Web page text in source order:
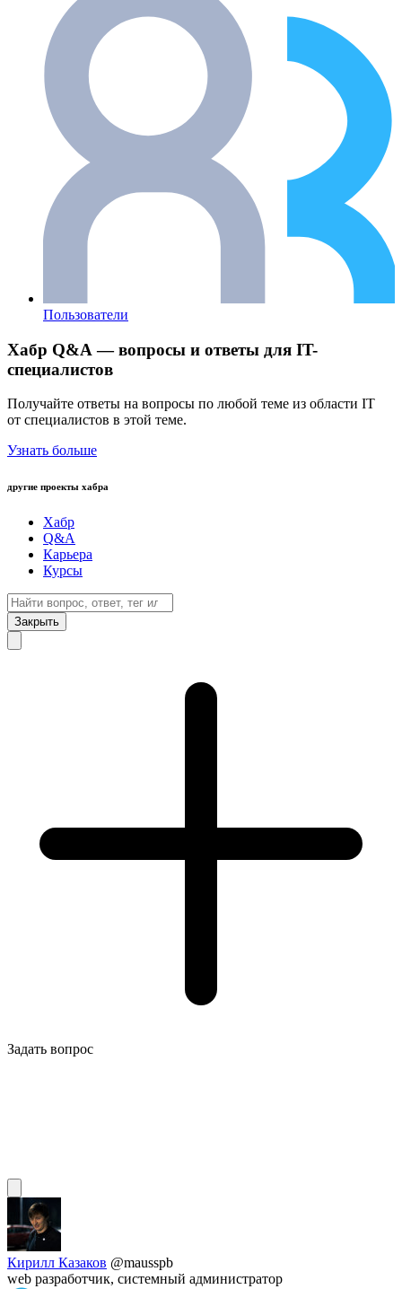
Пользователи
Хабр Q&A — вопросы и ответы для IT-
специалистов
Получайте ответы на вопросы по любой теме из области IT
от специалистов в этой теме.
Узнать больше
другие проекты хабра
Хабр
Q&A
Карьера
Курсы
Закрыть
Задать вопрос
Кирилл Казаков @mausspb
web разработчик, системный администратор